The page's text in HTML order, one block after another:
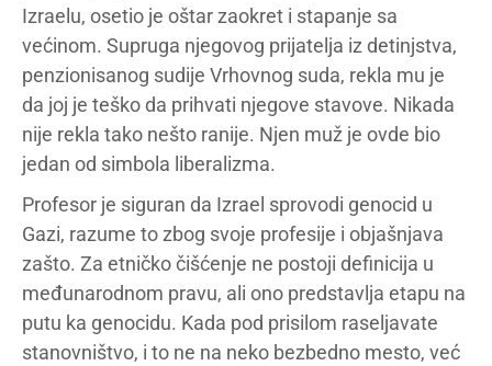
Izraelu, osetio je oštar zaokret i stapanje sa
većinom. Supruga njegovog prijatelja iz detinjstva,
penzionisanog sudije Vrhovnog suda, rekla mu je
da joj je teško da prihvati njegove stavove. Nikada
nije rekla tako nešto ranije. Njen muž je ovde bio
jedan od simbola liberalizma.
Profesor je siguran da Izrael sprovodi genocid u
Gazi, razume to zbog svoje profesije i objašnjava
zašto. Za etničko čišćenje ne postoji definicija u
međunarodnom pravu, ali ono predstavlja etapu na
putu ka genocidu. Kada pod prisilom raseljavate
stanovništvo, i to ne na neko bezbedno mesto, već